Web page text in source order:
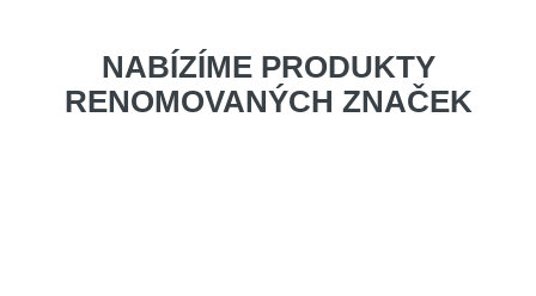
NABÍZÍME PRODUKTY
RENOMOVANÝCH ZNAČEK